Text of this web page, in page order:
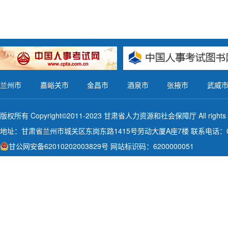
兰州市 嘉峪关市 金昌市 酒泉市 张掖市 武威
版权所有 Copyright©2011-2023 甘肃省人力资源和社会保障厅 All
地址：甘肃省兰州市城关区东岗东路1415号劳动大厦A座7楼 联系电话
甘公网安备62010202003829号 网站标识码：6200000051